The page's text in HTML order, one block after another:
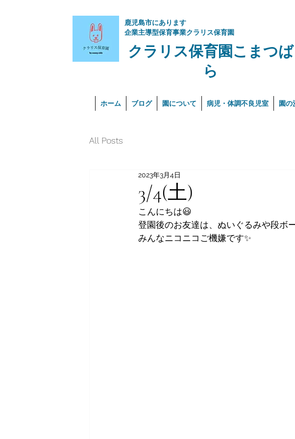
​鹿児島市にあります
企業主導型保育事業クラリス保育園
クラリス保育園こまつば
ら
ホーム ブログ 園について 病児・体調不良児室 園の
All Posts
3/4(土)
2023年3月4日
こんにちは😃
登園後のお友達は、ぬいぐるみや段ボ
みんなニコニコご機嫌です✨